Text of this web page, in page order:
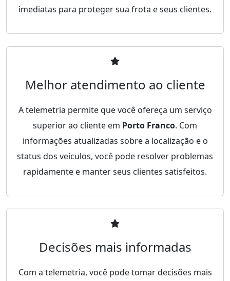
imediatas para proteger sua frota e seus clientes.
Melhor atendimento ao cliente
A telemetria permite que você ofereça um serviço
superior ao cliente em Porto Franco. Com
informações atualizadas sobre a localização e o
status dos veículos, você pode resolver problemas
rapidamente e manter seus clientes satisfeitos.
Decisões mais informadas
Com a telemetria, você pode tomar decisões mais